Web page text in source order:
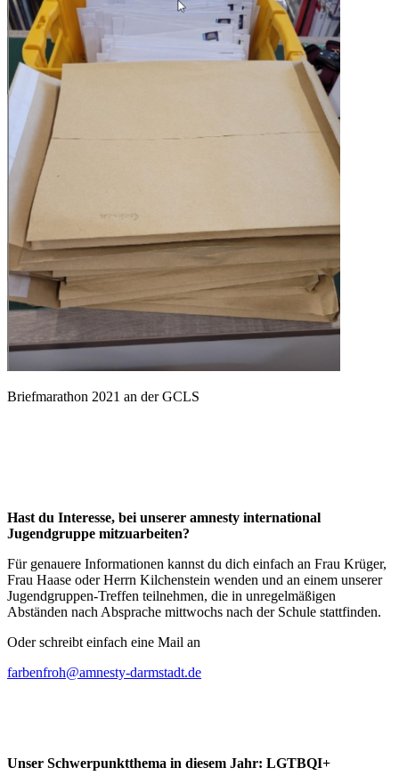
Briefmarathon 2021 an der GCLS
Hast du Interesse, bei unserer amnesty international
Jugendgruppe mitzuarbeiten?
Für genauere Informationen kannst du dich einfach an Frau Krüger,
Frau Haase oder Herrn Kilchenstein wenden und an einem unserer
Jugendgruppen-Treffen teilnehmen, die in unregelmäßigen
Abständen nach Absprache mittwochs nach der Schule stattfinden.
Oder schreibt einfach eine Mail an
farbenfroh@amnesty-darmstadt.de
Unser Schwerpunktthema in diesem Jahr: LGTBQI+